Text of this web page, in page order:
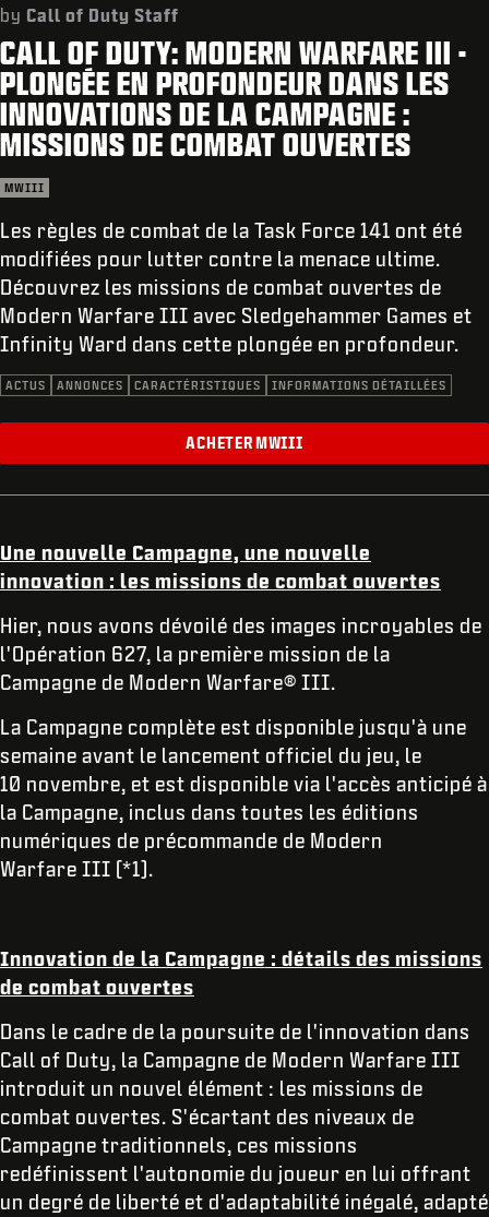
ASSISTANCE
REDEEM BETA CODE
XBOX GAME PASS
CONNEXION|S'INSCRIRE
by Call of Duty Staff
CALL OF DUTY: MODERN WARFARE III -
PLONGÉE EN PROFONDEUR DANS LES
INNOVATIONS DE LA CAMPAGNE :
MISSIONS DE COMBAT OUVERTES
MWIII
Les règles de combat de la Task Force 141 ont été
modifiées pour lutter contre la menace ultime.
Découvrez les missions de combat ouvertes de
Modern Warfare III avec Sledgehammer Games et
Infinity Ward dans cette plongée en profondeur.
ACTUS ANNONCES CARACTÉRISTIQUES INFORMATIONS DÉTAILLÉES
ACHETER MWIII
Une nouvelle Campagne, une nouvelle
innovation : les missions de combat ouvertes
Hier, nous avons dévoilé des images incroyables de
l'Opération 627, la première mission de la
Campagne de Modern Warfare® III.
La Campagne complète est disponible jusqu'à une
semaine avant le lancement officiel du jeu, le
10 novembre, et est disponible via l'accès anticipé à
la Campagne, inclus dans toutes les éditions
numériques de précommande de Modern
Warfare III (*1).
Innovation de la Campagne : détails des missions
de combat ouvertes
Dans le cadre de la poursuite de l'innovation dans
Call of Duty, la Campagne de Modern Warfare III
introduit un nouvel élément : les missions de
combat ouvertes. S'écartant des niveaux de
Campagne traditionnels, ces missions
redéfinissent l'autonomie du joueur en lui offrant
un degré de liberté et d'adaptabilité inégalé, adapté